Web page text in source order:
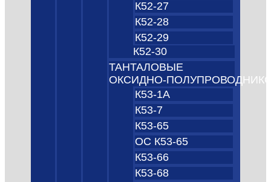
К52-27
К52-28
К52-29
К52-30
ТАНТАЛОВЫЕ
К53-1А
К53-7
К53-65
ОС К53-65
К53-66
К53-68